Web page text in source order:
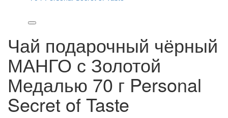
Чай подарочный чёрный
МАНГО с Золотой
Медалью 70 г Personal
Secret of Taste